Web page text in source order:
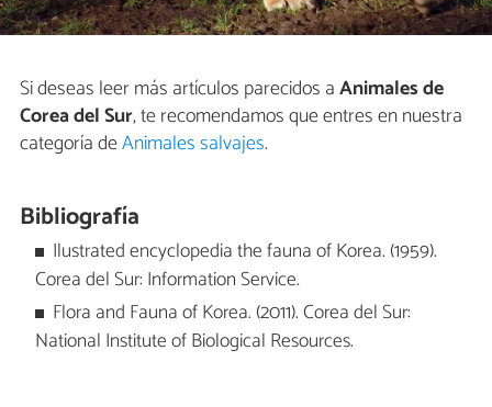
Si deseas leer más artículos parecidos aAnimales de
Corea del Sur, te recomendamos que entres en nuestra
categoría deAnimales salvajes.
Bibliografía
Ilustrated encyclopedia the fauna of Korea. (1959).
Corea del Sur: Information Service.
Flora and Fauna of Korea. (2011). Corea del Sur:
National Institute of Biological Resources.